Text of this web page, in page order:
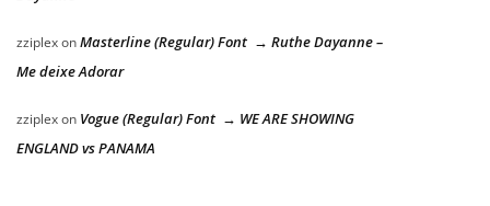
zziplexonMasterline (Regular) Font → Ruthe Dayanne –
Me deixe Adorar
zziplexon Vogue (Regular) Font → WE ARE SHOWING
ENGLAND vs PANAMA